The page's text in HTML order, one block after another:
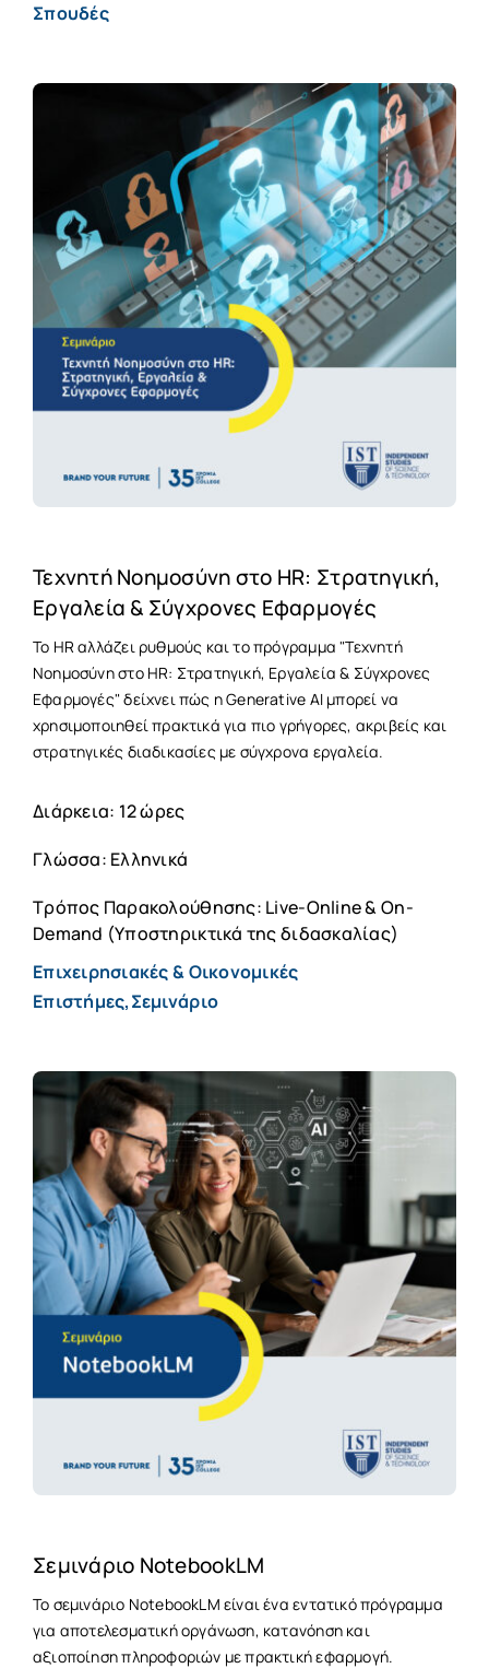
Σπουδές
Τεχνητή Νοημοσύνη στο HR: Στρατηγική,
Εργαλεία & Σύγχρονες Εφαρμογές
Το HR αλλάζει ρυθμούς και το πρόγραμμα "Τεχνητή
Νοημοσύνη στο HR: Στρατηγική, Εργαλεία & Σύγχρονες
Εφαρμογές" δείχνει πώς η Generative AI μπορεί να
χρησιμοποιηθεί πρακτικά για πιο γρήγορες, ακριβείς και
στρατηγικές διαδικασίες με σύγχρονα εργαλεία.
Διάρκεια: 12 ώρες
Γλώσσα: Ελληνικά
Τρόπος Παρακολούθησης: Live-Online & On-
Demand (Υποστηρικτικά της διδασκαλίας)
Επιχειρησιακές & Οικονομικές
Επιστήμες,Σεμινάριο
Σεμινάριο NotebookLM
Το σεμινάριο NotebookLM είναι ένα εντατικό πρόγραμμα
για αποτελεσματική οργάνωση, κατανόηση και
αξιοποίηση πληροφοριών με πρακτική εφαρμογή.